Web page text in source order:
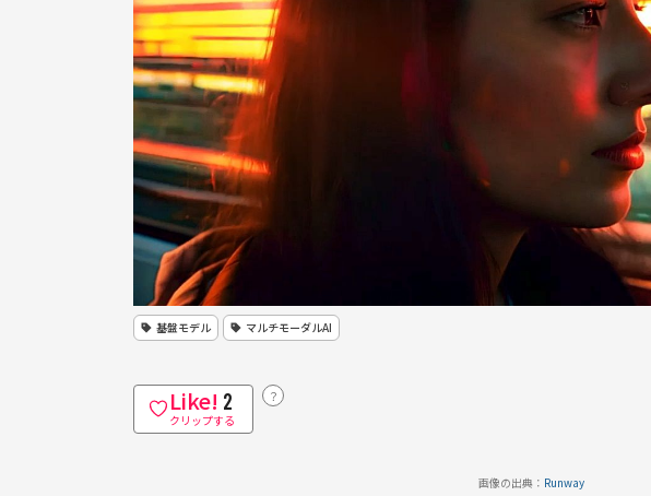
基盤モデル マルチモーダルAI
Like! 2
クリップする
？
画像の出典： Runway